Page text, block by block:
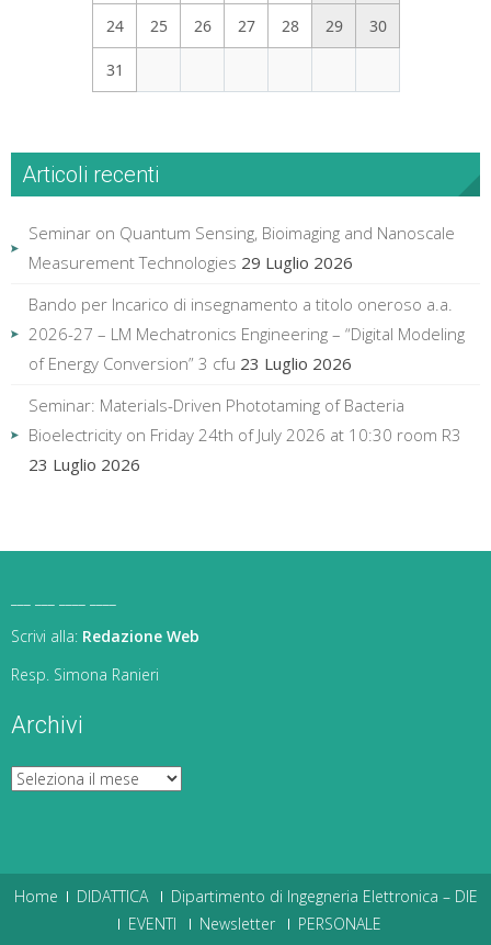
24 25 26 27 28 29 30
31
Articoli recenti
Seminar on Quantum Sensing, Bioimaging and Nanoscale
Measurement Technologies 29 Luglio 2026
Bando per Incarico di insegnamento a titolo oneroso a.a.
2026-27 – LM Mechatronics Engineering – “Digital Modeling
of Energy Conversion” 3 cfu 23 Luglio 2026
Seminar: Materials-Driven Phototaming of Bacteria
Bioelectricity on Friday 24th of July 2026 at 10:30 room R3
23 Luglio 2026
Scrivi alla: Redazione Web
Resp. Simona Ranieri
Archivi
Archivi
Home DIDATTICA
Dipartimento di Ingegneria Elettronica – DIE
EVENTI
Newsletter
PERSONALE